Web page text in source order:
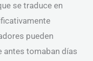
se traduce en
pueden
tomaban días